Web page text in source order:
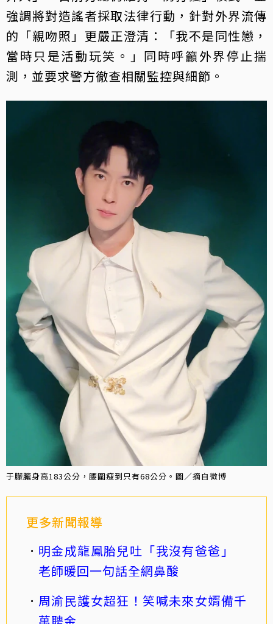
強調將對造謠者採取法律行動，針對外界流傳
的「親吻照」更嚴正澄清：「我不是同性戀，
當時只是活動玩笑。」同時呼籲外界停止揣
測，並要求警方徹查相關監控與細節。
于朦朧身高183公分，腰圍瘦到只有68公分。圖／摘自微博
更多新聞報導
明金成龍鳳胎兒吐「我沒有爸爸」
老師暖回一句話全網鼻酸
周渝民護女超狂！笑喊未來女婿備千